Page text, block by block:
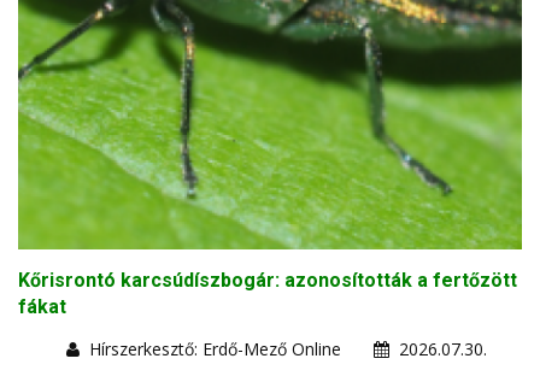
Kőrisrontó karcsúdíszbogár: azonosították a fertőzött
fákat
Hírszerkesztő: Erdő-Mező Online
2026.07.30.